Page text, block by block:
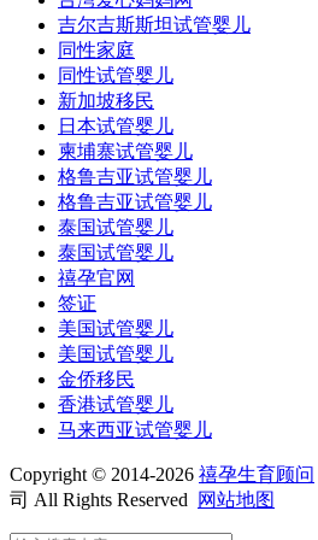
吉尔吉斯斯坦试管婴儿
同性家庭
同性试管婴儿
新加坡移民
日本试管婴儿
柬埔寨试管婴儿
格鲁吉亚试管婴儿
格鲁吉亚试管婴儿
泰国试管婴儿
泰国试管婴儿
禧孕官网
签证
美国试管婴儿
美国试管婴儿
金侨移民
香港试管婴儿
马来西亚试管婴儿
Copyright © 2014-2026 禧孕生育顾问
司 All Rights Reserved
网站地图